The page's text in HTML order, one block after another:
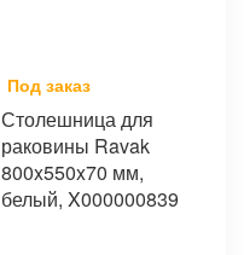
Под заказ
Столешница для
раковины Ravak
800x550x70 мм,
белый, X000000839